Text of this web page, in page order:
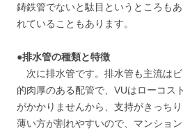
鋳鉄管でないと駄目というところも
れていることもあります。
●排水管の種類と特徴
次に排水管です。排水管も主流は
的肉厚のある配管で、VUはローコス
がかかりませんから、支持がきっち
薄い方が割れやすいので、マンショ